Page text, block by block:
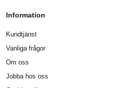
Information
Kundtjänst
Vanliga frågor
Om oss
Jobba hos oss